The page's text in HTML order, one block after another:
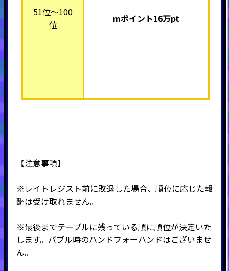
51位～100
位
mポイント16万pt
【注意事項】
※レイトレジスト前に敗退した場合、順位に応じた報
酬は受け取れません。
※最後までテーブルに残っている順に順位が決定いた
します。バブル時のハンドフォーハンドはございませ
ん。